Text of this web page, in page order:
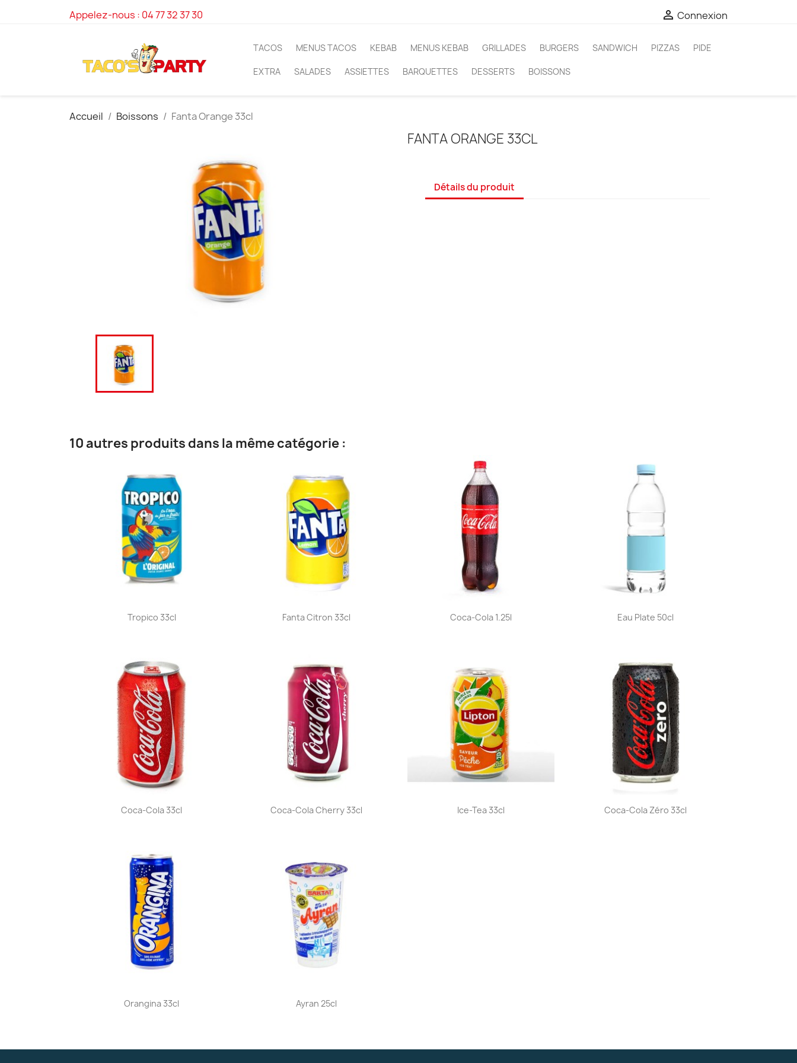
Appelez-nous : 04 77 32 37 30  Connexion
TACOS MENUS TACOS KEBAB MENUS KEBAB GRILLADES BURGERS SANDWICH PIZZAS PIDE
EXTRA SALADES ASSIETTES BARQUETTES DESSERTS BOISSONS
Accueil Boissons Fanta Orange 33cl
FANTA ORANGE 33CL
Détails du produit
10 autres produits dans la même catégorie :
Aperçu rapide
Tropico 33cl Aperçu rapide
Fanta Citron 33cl Aperçu rapide
Coca-Cola 1.25l Aperçu rapide
Eau Plate 50cl
Aperçu rapide
Coca-Cola 33cl Aperçu rapide
Coca-Cola Cherry 33cl Aperçu rapide
Ice-Tea 33cl Aperçu rapide
Coca-Cola Zéro 33cl
Aperçu rapide
Orangina 33cl Aperçu rapide
Ayran 25cl